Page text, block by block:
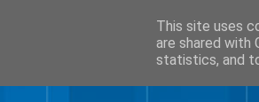
This site uses
are shared with
statistics, and